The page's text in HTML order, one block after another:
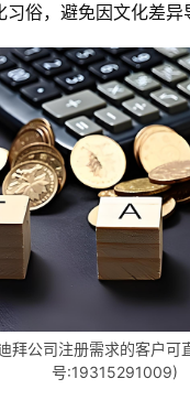
俗，避免因文化差异
拜公司注册需求的客户可
号:19315291009)